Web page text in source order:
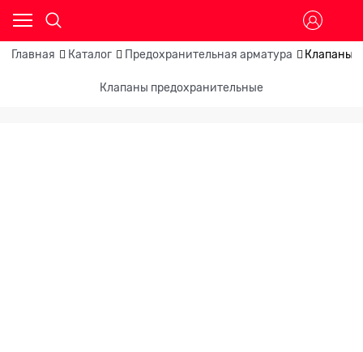
Главная Каталог Предохранительная арматура Клапаны
Клапаны предохранительные